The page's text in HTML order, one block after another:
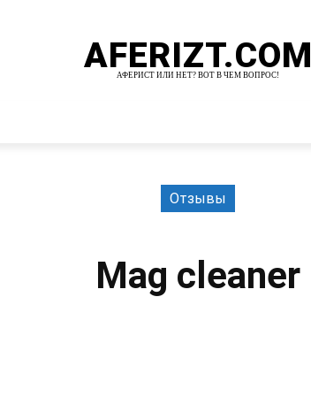
AFERIZT.COM
АФЕРИСТ ИЛИ НЕТ? ВОТ В ЧЕМ ВОПРОС!
Отзывы
Mag cleaner